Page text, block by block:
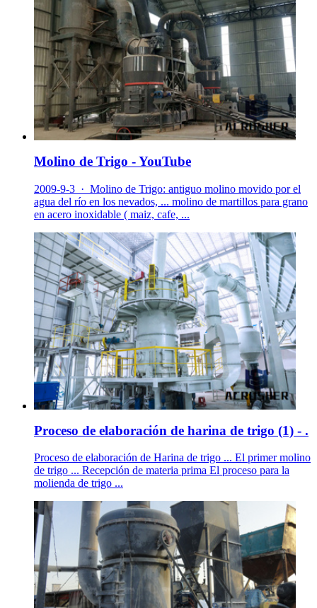
Molino de Trigo - YouTube
2009-9-3 · Molino de Trigo: antiguo molino movido por el
agua del río en los nevados, ... molino de martillos para grano
en acero inoxidable ( maiz, cafe, ...
Proceso de elaboración de harina de trigo (1) - .
Proceso de elaboración de Harina de trigo ... El primer molino
de trigo ... Recepción de materia prima El proceso para la
molienda de trigo ...